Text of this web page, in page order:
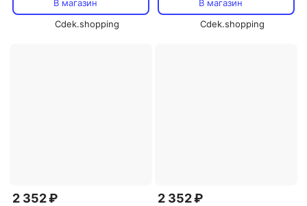
В магазин
Cdek.shopping
В магазин
Cdek.shopping
2 352 ₽ 2 352 ₽